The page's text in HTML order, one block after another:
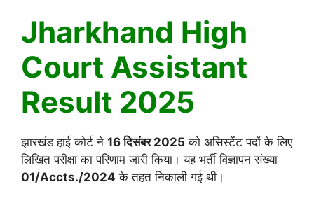
Jharkhand High
Court Assistant
Result 2025
झारखंड हाई कोर्ट ने 16 दिसंबर 2025 को असिस्टेंट पदों के लिए
लिखित परीक्षा का परिणाम जारी किया। यह भर्ती विज्ञापन संख्या
01/Accts./2024 के तहत निकाली गई थी।